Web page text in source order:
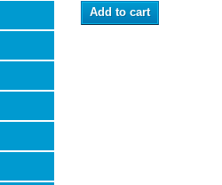
Add to cart